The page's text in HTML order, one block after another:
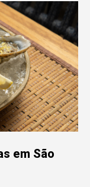
em São